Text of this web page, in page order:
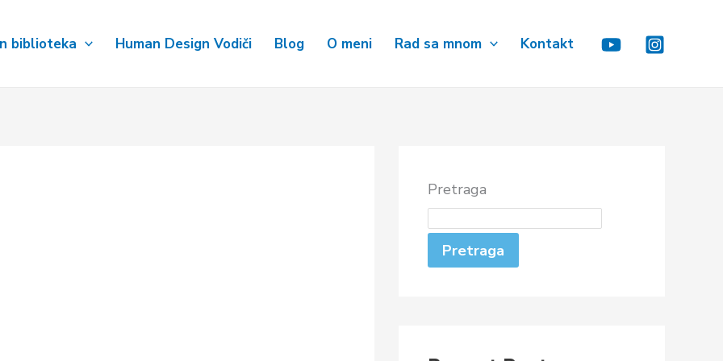
biblioteka Human Design Vodiči Blog O meni Rad sa mnom Kontakt
Pretraga
Pretraga